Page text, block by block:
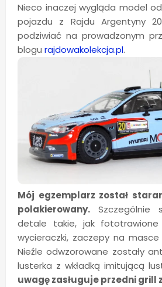
Nieco inaczej wygląda model
pojazdu z Rajdu Argentyny
podziwiać na prowadzonym
blogu rajdowakolekcja.pl.
Mój egzemplarz został
polakierowany.Szczególnie
detale takie, jak
wycieraczki, zaczepy na
Nieźle odwzorowane zostały
lusterka z wkładką imitującą
uwagę zasługuje przedni grill